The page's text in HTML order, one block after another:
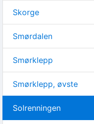
Skorge
Smørdalen
Smørklepp
Smørklepp, øvste
Solrenningen